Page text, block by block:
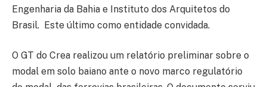
Engenharia da Bahia e Instituto dos Arquitetos do
Brasil. Este último como entidade convidada.
O GT do Crea realizou um relatório preliminar sobre o
modal em solo baiano ante o novo marco regulatório